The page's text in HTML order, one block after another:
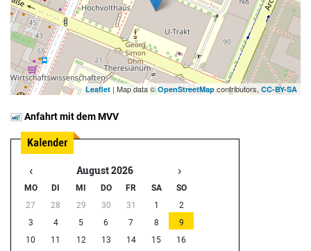
Leaflet | Map data ©OpenStreetMap contributors,CC-BY-SA
Anfahrt mit dem MVV
‹ August 2026 ›
MO DI MI DO FR SA
SO
27
28 29 30 31 1
2
3
4 5 6 7 8
9
10
11 12 13 14 15
16